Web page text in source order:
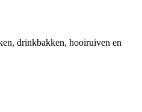
drinkbakken, hooiruiven en